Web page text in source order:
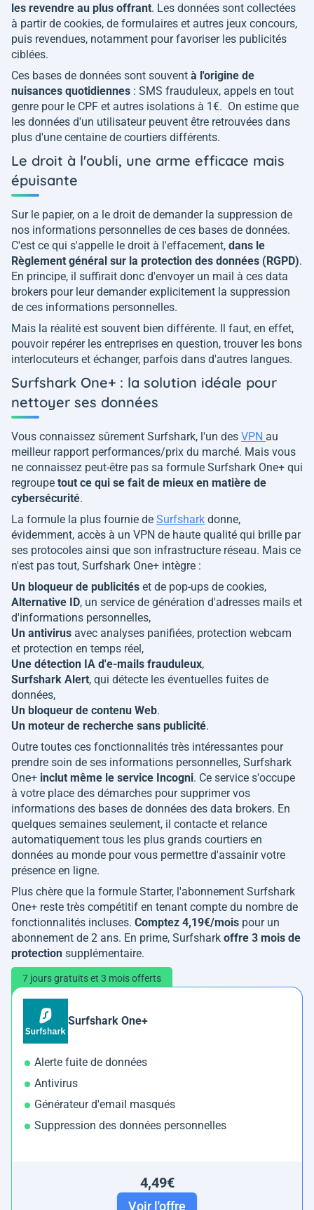
les revendre au plus offrant. Les données sont collectées
à partir de cookies, de formulaires et autres jeux concours,
puis revendues, notamment pour favoriser les publicités
ciblées.
Ces bases de données sont souvent à l'origine de
nuisances quotidiennes : SMS frauduleux, appels en tout
genre pour le CPF et autres isolations à 1€. On estime que
les données d'un utilisateur peuvent être retrouvées dans
plus d'une centaine de courtiers différents.
Le droit à l'oubli, une arme efficace mais
épuisante
Sur le papier, on a le droit de demander la suppression de
nos informations personnelles de ces bases de données.
C'est ce qui s'appelle le droit à l'effacement, dans le
Règlement général sur la protection des données (RGPD).
En principe, il suffirait donc d'envoyer un mail à ces data
brokers pour leur demander explicitement la suppression
de ces informations personnelles.
Mais la réalité est souvent bien différente. Il faut, en effet,
pouvoir repérer les entreprises en question, trouver les bons
interlocuteurs et échanger, parfois dans d'autres langues.
Surfshark One+ : la solution idéale pour
nettoyer ses données
Vous connaissez sûrement Surfshark, l'un des VPN au
meilleur rapport performances/prix du marché. Mais vous
ne connaissez peut-être pas sa formule Surfshark One+ qui
regroupe tout ce qui se fait de mieux en matière de
cybersécurité.
La formule la plus fournie de Surfshark donne,
évidemment, accès à un VPN de haute qualité qui brille par
ses protocoles ainsi que son infrastructure réseau. Mais ce
n'est pas tout, Surfshark One+ intègre :
Un bloqueur de publicités et de pop-ups de cookies,
Alternative ID, un service de génération d'adresses mails et
d'informations personnelles,
Un antivirus avec analyses panifiées, protection webcam
et protection en temps réel,
Une détection IA d'e-mails frauduleux,
Surfshark Alert, qui détecte les éventuelles fuites de
données,
Un bloqueur de contenu Web.
Un moteur de recherche sans publicité.
Outre toutes ces fonctionnalités très intéressantes pour
prendre soin de ses informations personnelles, Surfshark
One+ inclut même le service Incogni. Ce service s'occupe
à votre place des démarches pour supprimer vos
informations des bases de données des data brokers. En
quelques semaines seulement, il contacte et relance
automatiquement tous les plus grands courtiers en
données au monde pour vous permettre d'assainir votre
présence en ligne.
Plus chère que la formule Starter, l'abonnement Surfshark
One+ reste très compétitif en tenant compte du nombre de
fonctionnalités incluses. Comptez 4,19€/mois pour un
abonnement de 2 ans. En prime, Surfshark offre 3 mois de
protection supplémentaire.
7 jours gratuits et 3 mois offerts
Surfshark One+
Alerte fuite de données
Antivirus
Générateur d'email masqués
Suppression des données personnelles
4,49€
Voir l'offre